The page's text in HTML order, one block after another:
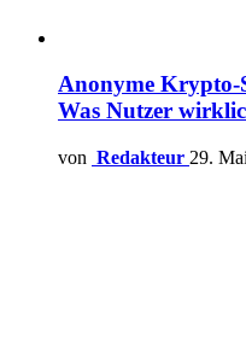
Anonyme Krypto-
Was Nutzer
von Redakteur 29.